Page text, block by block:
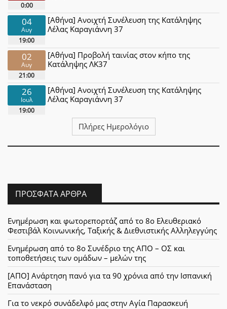
0:00
04
Αυγ
19:00
[Αθήνα] Ανοιχτή Συνέλευση της Κατάληψης
Λέλας Καραγιάννη 37
02
Αυγ
21:00
[Αθήνα] Προβολή ταινίας στον κήπο της
Κατάληψης ΛΚ37
26
Ιουλ
19:00
[Αθήνα] Ανοιχτή Συνέλευση της Κατάληψης
Λέλας Καραγιάννη 37
Πλήρες Ημερολόγιο
ΠΡΌΣΦΑΤΑ ΆΡΘΡΑ
Ενημέρωση και φωτορεπορτάζ από το 8ο Ελευθεριακό
Φεστιβάλ Κοινωνικής, Ταξικής & Διεθνιστικής Αλληλεγγύης
Ενημέρωση από το 8ο Συνέδριο της ΑΠΟ – ΟΣ και
τοποθετήσεις των ομάδων – μελών της
[ΑΠΟ] Ανάρτηση πανό για τα 90 χρόνια από την Ισπανική
Επανάσταση
Για το νεκρό συνάδελφό μας στην Αγία Παρασκευή